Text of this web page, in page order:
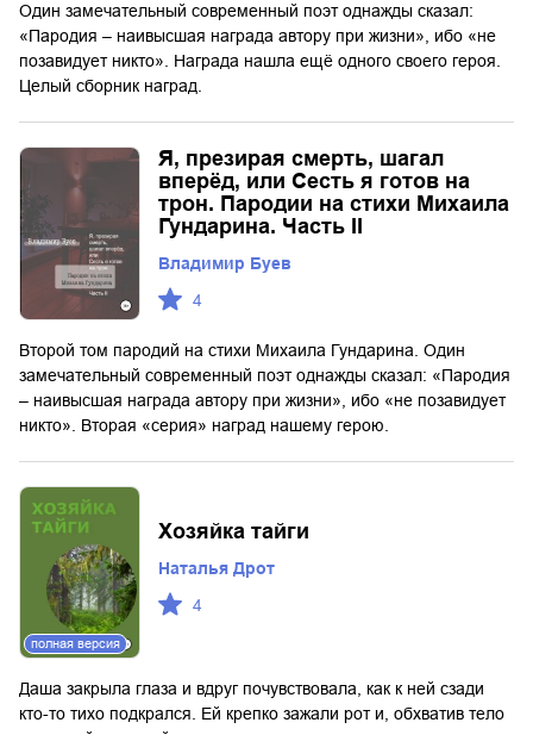
Один замечательный современный поэт однажды сказал:
«Пародия – наивысшая награда автору при жизни», ибо «не
позавидует никто». Награда нашла ещё одного своего героя.
Целый сборник наград.
Я, презирая смерть, шагал
вперёд, или Сесть я готов на
трон. Пародии на стихи Михаила
Гундарина. Часть II
Владимир Буев
4
Второй том пародий на стихи Михаила Гундарина. Один
замечательный современный поэт однажды сказал: «Пародия
– наивысшая награда автору при жизни», ибо «не позавидует
никто». Вторая «серия» наград нашему герою.
полная версия
Хозяйка тайги
Наталья Дрот
4
Даша закрыла глаза и вдруг почувствовала, как к ней сзади
кто-то тихо подкрался. Ей крепко зажали рот и, обхватив тело